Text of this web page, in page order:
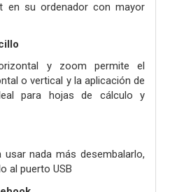
en su ordenador con mayor
y zoom permite el
o vertical y la aplicación de
para hojas de cálculo y
nada más desembalarlo,
al puerto USB